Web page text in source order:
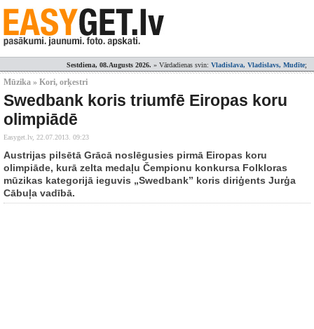
Sestdiena, 08.Augusts 2026. » Vārdadienas svin: Vladislava, Vladislavs, Mudīte;
Mūzika » Kori, orķestri
Swedbank koris triumfē Eiropas koru
olimpiādē
Easyget.lv, 22.07.2013. 09:23
Austrijas pilsētā Grācā noslēgusies pirmā Eiropas koru
olimpiāde, kurā zelta medaļu Čempionu konkursa Folkloras
mūzikas kategorijā ieguvis „Swedbank” koris diriģents Jurģa
Cābuļa vadībā.